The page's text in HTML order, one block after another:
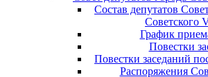
Состав депутатов
Советского
График
Повестки
Повестки заседаний
Распоряжения